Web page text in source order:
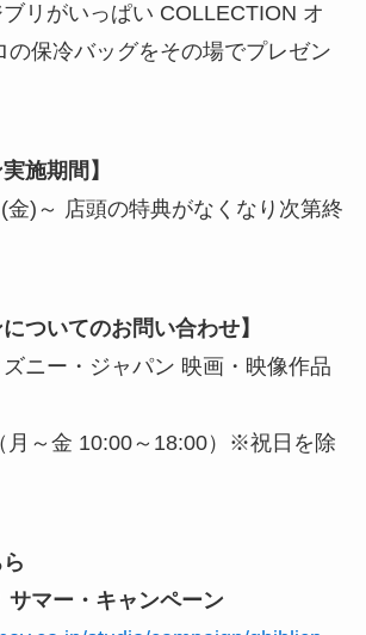
リがいっぱい COLLECTION オ
の保冷バッグをその場でプレゼン
施期間】
金)～ 店頭の特典がなくなり次第終
ついてのお問い合わせ】
ニー・ジャパン 映画・映像作品
月～金 10:00～18:00）※祝日を除
サマー・キャンペーン